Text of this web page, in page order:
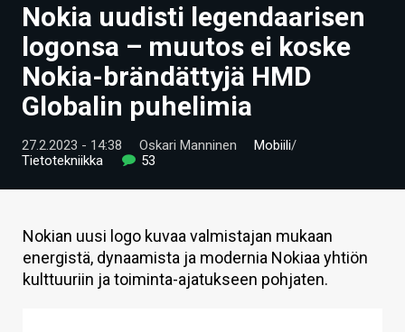
UUTISET
ARTIKKELIT
VIDEOT
TECHBBS
KAUPPA
Nokia uudisti legendaarisen
logonsa – muutos ei koske
Nokia-brändättyjä HMD
Globalin puhelimia
27.2.2023 - 14:38 Oskari Manninen Mobiili/
Tietotekniikka
53
Nokian uusi logo kuvaa valmistajan mukaan
energistä, dynaamista ja modernia Nokiaa yhtiön
kulttuuriin ja toiminta-ajatukseen pohjaten.